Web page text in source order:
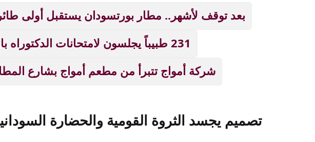
بعد توقف لأشهر.. مطار بورتسودان يستقبل أولى
231 طبيباً يجلسون لامتحانات الدكتوراه بالخرطوم
شركة أمواج تتبرأ من مطعم أمواج بشارع
تصميم يجسد الثروة القومية والحضارة